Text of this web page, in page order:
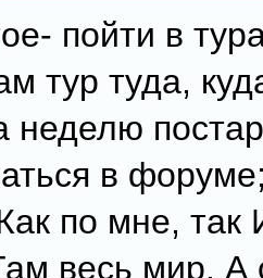
пойти в
тур туда,
неделю
в
по мне, так
весь мир. А